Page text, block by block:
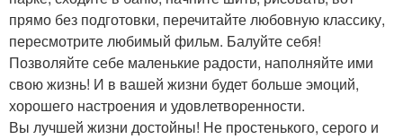
прямо без подготовки, перечитайте любовную классику,
пересмотрите любимый фильм. Балуйте себя!
Позволяйте себе маленькие радости, наполняйте ими
свою жизнь! И в вашей жизни будет больше эмоций,
хорошего настроения и удовлетворенности.
Вы лучшей жизни достойны! Не простенького, серого и